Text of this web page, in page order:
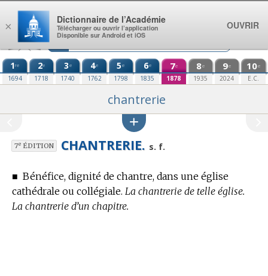
Aller au contenu
1re
1694
2e
1718
3e
1740
4e
1762
5e
1798
6e
1835
7e
1878
8e
1935
9e
2024
10e
E.C.
chantrerie
7eÉDITION CHANTRERIE. s. f.
■ Bénéfice, dignité de chantre, dans une église
cathédrale ou collégiale. La chantrerie de telle église.
La chantrerie d’un chapitre.
×
Dictionnaire de l’Académie
Télécharger ou ouvrir l’application
Disponible sur Android et iOS
OUVRIR